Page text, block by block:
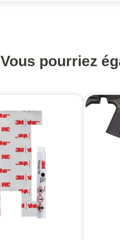
Vous pourriez